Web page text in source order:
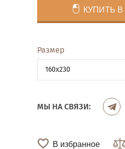
КУПИТЬ В
Размер
160x230
МЫ НА СВЯЗИ:
В избранное